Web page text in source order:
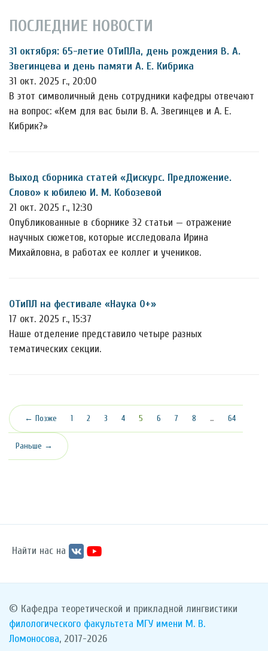
ПОСЛЕДНИЕ НОВОСТИ
31 октября: 65-летие ОТиПЛа, день рождения В. А.
Звегинцева и день памяти А. Е. Кибрика
31 окт. 2025 г., 20:00
В этот символичный день сотрудники кафедры отвечают
на вопрос: «Кем для вас были В. А. Звегинцев и А. Е.
Кибрик?»
Выход сборника статей «Дискурс. Предложение.
Слово» к юбилею И. М. Кобозевой
21 окт. 2025 г., 12:30
Опубликованные в сборнике 32 статьи — отражение
научных сюжетов, которые исследовала Ирина
Михайловна, в работах ее коллег и учеников.
ОТиПЛ на фестивале «Наука 0+»
17 окт. 2025 г., 15:37
Наше отделение представило четыре разных
тематических секции.
← Позже 1 2 3 4 5 (текущая)
6 7 8 … 64
Раньше →
Найти нас на
© Кафедра теоретической и прикладной лингвистики
филологического факультета МГУ имени М. В.
Ломоносова, 2017-2026